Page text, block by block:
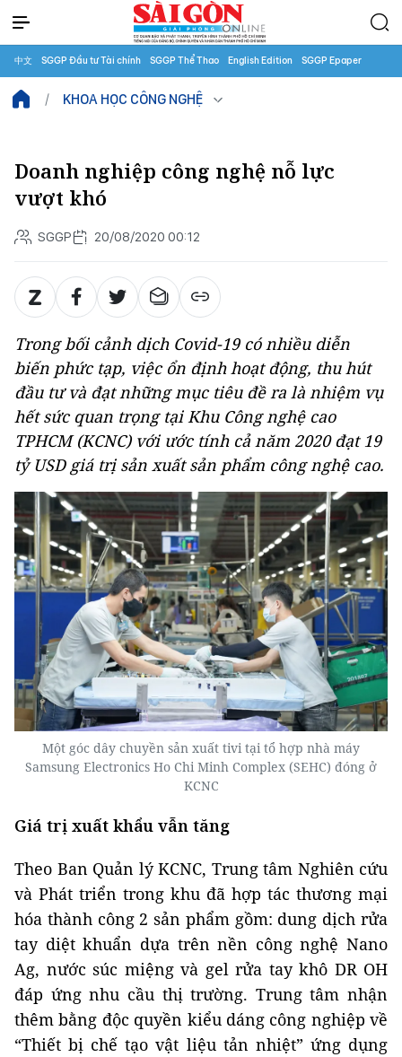
中文 SGGP Đầu tư Tài chính SGGP Thể Thao English Edition SGGP Epaper
KHOA HỌC CÔNG NGHỆ
Doanh nghiệp công nghệ nỗ lực
vượt khó
SGGP 20/08/2020 00:12
Trong bối cảnh dịch Covid-19 có nhiều diễn
biến phức tạp, việc ổn định hoạt động, thu hút
đầu tư và đạt những mục tiêu đề ra là nhiệm vụ
hết sức quan trọng tại Khu Công nghệ cao
TPHCM (KCNC) với ước tính cả năm 2020 đạt 19
tỷ USD giá trị sản xuất sản phẩm công nghệ cao.
Một góc dây chuyền sản xuất tivi tại tổ hợp nhà máy
Samsung Electronics Ho Chi Minh Complex (SEHC) đóng ở
KCNC
Giá trị xuất khẩu vẫn tăng
Theo Ban Quản lý KCNC, Trung tâm Nghiên cứu
và Phát triển trong khu đã hợp tác thương mại
hóa thành công 2 sản phẩm gồm: dung dịch rửa
tay diệt khuẩn dựa trên nền công nghệ Nano
Ag, nước súc miệng và gel rửa tay khô DR OH
đáp ứng nhu cầu thị trường. Trung tâm nhận
thêm bằng độc quyền kiểu dáng công nghiệp về
“Thiết bị chế tạo vật liệu tản nhiệt” ứng dụng